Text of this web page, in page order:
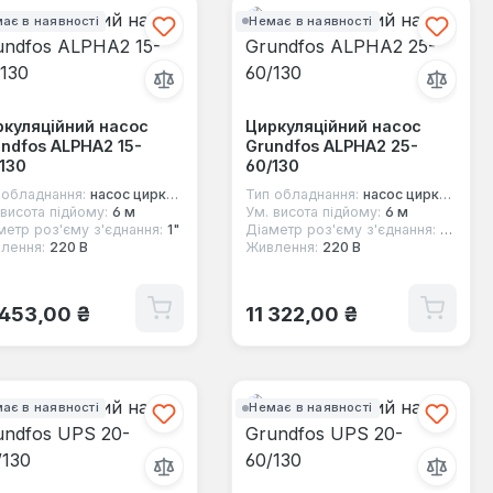
в наявності
насос
ALPHA2 15-
насос циркуляційний
підйому: 6 м
роз'єму з'єднання: 1"
220 В
ціна:
₴
Немає в наявності
Циркуляційний насос
Grundfos ALPHA2 25-
60/130
Тип обладнання: насос циркуляційний
Ум. висота підйому: 6 м
Діаметр роз'єму з'єднання: 1 1/2"
Живлення: 220 В
Звичайна ціна:
11 322,00 ₴
в наявності Немає в наявності